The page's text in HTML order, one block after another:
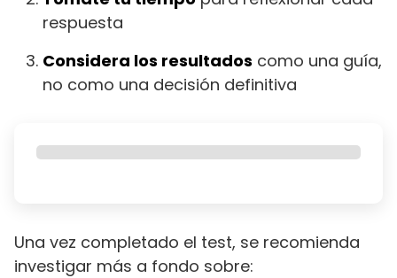
respuesta
Considera los resultados como una guía,
no como una decisión definitiva
Una vez completado el test, se recomienda
investigar más a fondo sobre: